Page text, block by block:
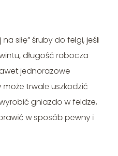
siłę” śruby do felgi, jeśli
długość robocza
jednorazowe
może trwale uszkodzić
gniazdo w feldze,
w sposób pewny i